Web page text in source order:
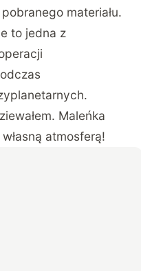
materiału.
to jedna z
Maleńka
atmosferą!